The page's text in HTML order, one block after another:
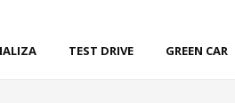
TEST DRIVE GREEN CAR